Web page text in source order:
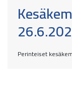
Perinteiset